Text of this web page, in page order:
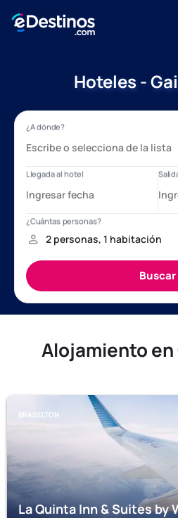
Hoteles -
Alojamiento
BRASELTON
La Quinta Inn & Suites by